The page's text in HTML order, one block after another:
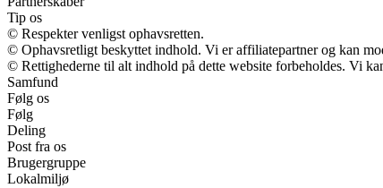
Tip os
© Respekter venligst ophavsretten.
© Ophavsretligt beskyttet indhold. Vi er affiliatepartner og kan
© Rettighederne til alt indhold på dette website forbeholdes. Vi
Samfund
Følg os
Følg
Deling
Post fra os
Brugergruppe
Lokalmiljø